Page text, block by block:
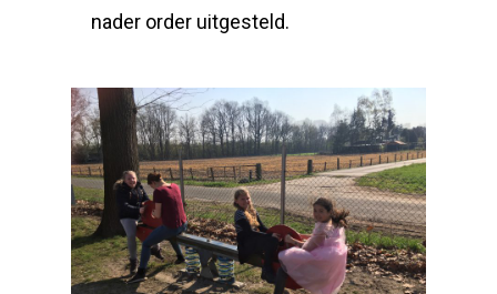
nader order uitgesteld.